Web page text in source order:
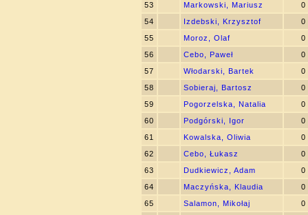
53
Markowski, Mariusz
0
54
Izdebski, Krzysztof
0
55
Moroz, Olaf
0
56
Cebo, Paweł
0
57
Włodarski, Bartek
0
58
Sobieraj, Bartosz
0
59
Pogorzelska, Natalia
0
60
Podgórski, Igor
0
61
Kowalska, Oliwia
0
62
Cebo, Łukasz
0
63
Dudkiewicz, Adam
0
64
Maczyńska, Klaudia
0
65
Salamon, Mikołaj
0